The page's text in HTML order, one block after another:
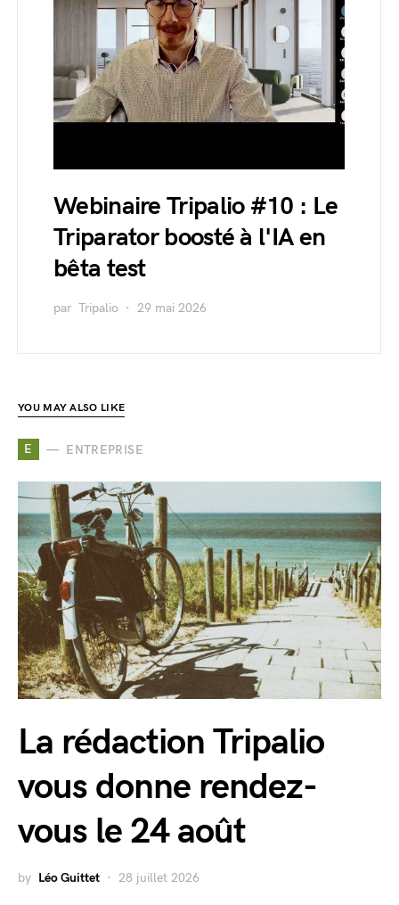
Webinaire Tripalio #10 : Le
Triparator boosté à l'IA en
bêta test
par Tripalio 29 mai 2026
YOU MAY ALSO LIKE
E ENTREPRISE
La rédaction Tripalio
vous donne rendez-
vous le 24 août
by Léo Guittet 28 juillet 2026